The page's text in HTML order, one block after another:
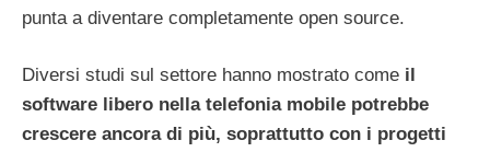
punta a diventare completamente open source.
Diversi studi sul settore hanno mostrato come il
software libero nella telefonia mobile potrebbe
crescere ancora di più, soprattutto con i progetti